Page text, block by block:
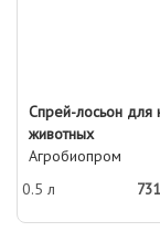
Спрей-лосьон для
животных
Агробиопром
0.5 л